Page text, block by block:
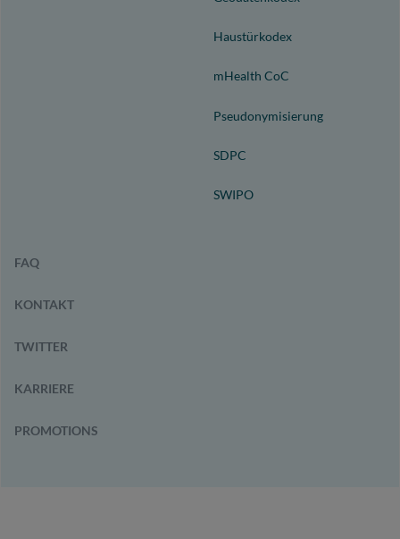
Haustürkodex
mHealth CoC
Pseudonymisierung
SDPC
SWIPO
FAQ
KONTAKT
TWITTER
KARRIERE
PROMOTIONS